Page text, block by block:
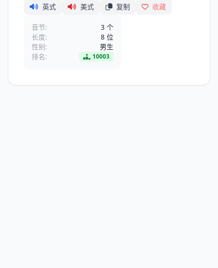
英式 美式 复制 收藏
音节:
3 个
长度:
8 位
性别:
男生
排名:
10003